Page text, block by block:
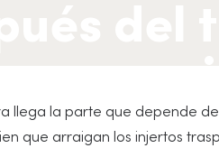
llega la parte que depende
que arraigan los injertos